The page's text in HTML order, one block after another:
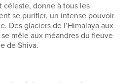
céleste, donne à tous les
se purifier, un intense pouvoir
Des glaciers de l’Himalaya aux
mêle aux méandres du fleuve
de Shiva.